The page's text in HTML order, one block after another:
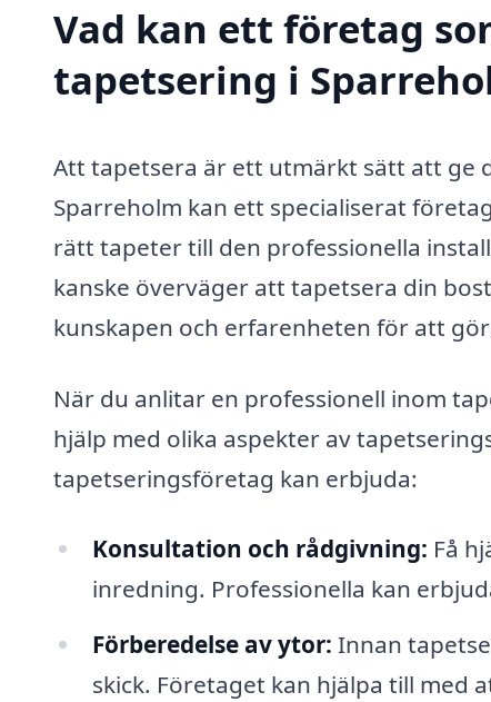
Vad kan ett företag
tapetsering i
Att tapetsera är ett utmärkt sätt att ge
Sparreholm kan ett specialiserat
rätt tapeter till den professionella
kanske överväger att tapetsera din
kunskapen och erfarenheten för att
När du anlitar en professionell inom
hjälp med olika aspekter av
tapetseringsföretag kan erbjuda:
Konsultation och rådgivning: Få
inredning. Professionella kan
Förberedelse av ytor: Innan
skick. Företaget kan hjälpa till med